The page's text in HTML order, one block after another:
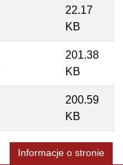
22.17
KB
201.38
KB
200.59
KB
Informacje o stronie